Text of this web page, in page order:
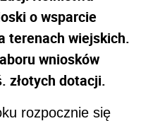
o wsparcie
terenach wiejskich.
wniosków
złotych dotacji.
rozpocznie się